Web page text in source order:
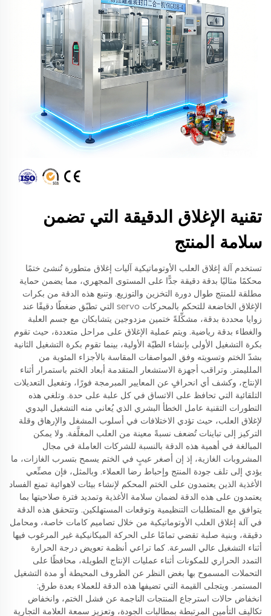
تقنية الإغلاق الدقيقة التي تضمن
سلامة المنتج
تستخدم آلة إغلاق العلب الأوتوماتيكية آليات إغلاق متطورة تُنشئ ختمًا
محكمًا مثاليًا بدقة دقيقة جدًّا على المستوى المجهري، مما يضمن حماية
مطلقة للمنتج طوال دورة التخزين والتوزيع. وتنبع هذه الدقة من بكرات
الإغلاق الخاضعة للتحكم بالمحركات servo التي تطبّق ضغطًا دقيقًا عند
زوايا محددة بدقة، مشكِّلةً ختمين مزدوجين يتشابكان مع جسم العلبة
والغطاء بدقة رياضية. ويتم عملية الإغلاق على مراحل متعددة، حيث تقوم
بكرة التشغيل الأولى بإنشاء الطيّة الأولية، بينما تقوم بكرة التشغيل الثانية
بشدّ الختم وتسويته وفق المواصفات المقاسة بالأجزاء المئوية من
الملليمتر. وتراقب أجهزة الاستشعار المتقدمة أبعاد الختم باستمرار أثناء
الإنتاج، وكشف أي انحرافٍ عن المعايير المبرمجة فورًا، وتفعيل التعديلات
التلقائية التي تحافظ على الاتساق في كل علبة على حدة. وتلغي هذه
التطورات التقنية عامل الخطأ البشري الذي يُعاني منه التشغيل اليدوي
لإغلاق العلب، حيث تؤدي الاختلافات في أسلوب المشغل والإرهاق وقلة
التركيز إلى تباينات تُضعف نسبةً معينة من العلب المغلَّفة. ولا يمكن
المبالغة في أهمية هذه الدقة بالنسبة للشركات العاملة في مجال
المشروبات الغازية، إذ إن أصغر عيبٍ في الختم يسمح بتسرب الغازات، ما
يؤدي إلى تلف جودة المنتج وإحباط رضا العملاء. وبالمثل، فإن مصنِّعي
الأغذية الذين يعتمدون على الختم المحكم لإنشاء بيئات لاهوائية تمنع الفساد
يعتمدون على هذه الدقة لضمان سلامة الأغذية وتمديد فترة صلاحيتها بما
يتوافق مع المتطلبات التنظيمية وتوقعات المستهلكين. وتتحقق هذه الدقة
في آلة إغلاق العلب الأوتوماتيكية من خلال تصاميم كامات خاصة، ومحامل
دقيقة، وبنية صلبة تقضي تمامًا على الحركة الميكانيكية غير المرغوب فيها
أثناء التشغيل عالي السرعة. كما تراعي أنظمة تعويض درجة الحرارة
التمدد الحراري للمكونات أثناء عمليات الإنتاج الطويلة، محافظًا على
التحملات المسموح بها بغض النظر عن الظروف المحيطة أو مدة التشغيل
المستمر. ويتجلى القيمة التي تضيفها هذه الدقة للعملاء بعدة طرق:
انخفاض حالات استرجاع المنتجات الناجمة عن فشل الختم، وانخفاض
تكاليف التأمين المرتبطة بمطالبات الجودة، وتعزيز سمعة العلامة التجارية